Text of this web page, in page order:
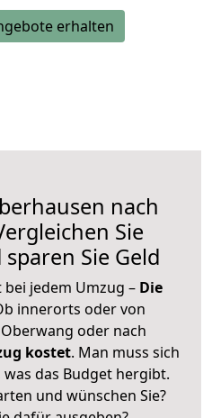
erhalten
nach
Sie
Sie Geld
jedem Umzug – Die
innerorts oder von
oder nach
kostet. Man muss sich
das Budget hergibt.
und wünschen Sie?